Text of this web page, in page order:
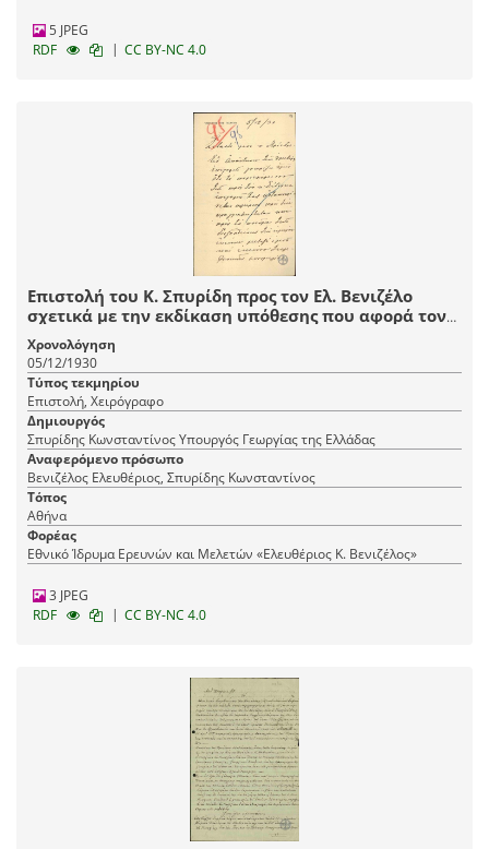
5 JPEG
RDF
| CC BY-NC 4.0
Επιστολή του Κ. Σπυρίδη προς τον Ελ. Βενιζέλο
σχετικά με την εκδίκαση υπόθεσης που αφορά τον
υπάλληλο Ζούκα.
Χρονολόγηση
05/12/1930
Τύπος τεκμηρίου
Επιστολή, Χειρόγραφο
Δημιουργός
Σπυρίδης Κωνσταντίνος Υπουργός Γεωργίας της Ελλάδας
Αναφερόμενο πρόσωπο
Βενιζέλος Ελευθέριος, Σπυρίδης Κωνσταντίνος
Τόπος
Αθήνα
Φορέας
Εθνικό Ίδρυμα Ερευνών και Μελετών «Ελευθέριος Κ. Βενιζέλος»
3 JPEG
RDF
| CC BY-NC 4.0